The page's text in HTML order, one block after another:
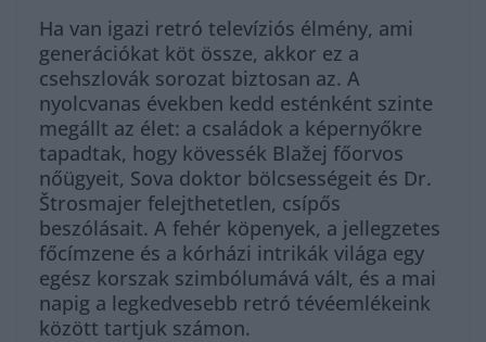
Ha van igazi retró televíziós élmény, ami
generációkat köt össze, akkor ez a
csehszlovák sorozat biztosan az. A
nyolcvanas években kedd esténként szinte
megállt az élet: a családok a képernyőkre
tapadtak, hogy kövessék Blažej főorvos
nőügyeit, Sova doktor bölcsességeit és Dr.
Štrosmajer felejthetetlen, csípős
beszólásait. A fehér köpenyek, a jellegzetes
főcímzene és a kórházi intrikák világa egy
egész korszak szimbólumává vált, és a mai
napig a legkedvesebb retró tévéemlékeink
között tartjuk számon.